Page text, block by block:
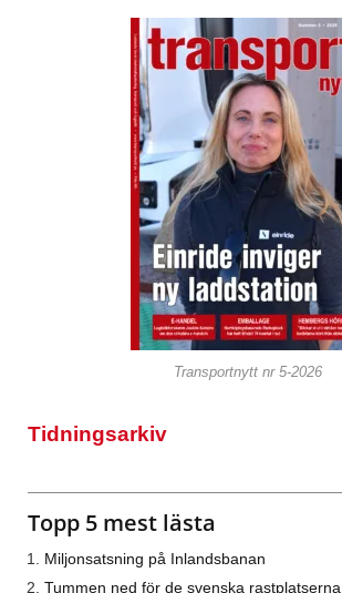
Transportnytt nr 5-2026
Tidningsarkiv
Topp 5 mest lästa
Miljonsatsning på Inlandsbanan
Tummen ned för de svenska rastplatserna